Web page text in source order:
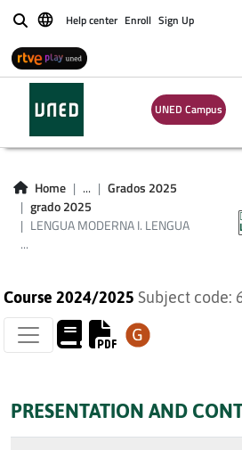
BuscarHelp center Enroll Sign Up
UNED Campus
Home ...
Grados 2025
grado 2025
LENGUA MODERNA I. LENGUA
...
LENGUA
I. LENGUA
FRANCÉS
Course 2024/2025 Subject code:
PRESENTATION AND